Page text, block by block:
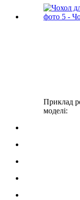
Приклад
моделі: